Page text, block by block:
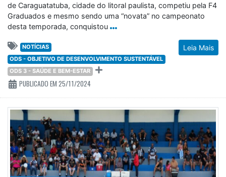
de Caraguatatuba, cidade do litoral paulista, competiu pela F4
Graduados e mesmo sendo uma “novata” no campeonato
desta temporada, conquistou
Leia Mais
NOTÍCIAS
ODS - OBJETIVO DE DESENVOLVIMENTO SUSTENTÁVEL
ODS 3 - SAÚDE E BEM-ESTAR
PUBLICADO EM 25/11/2024